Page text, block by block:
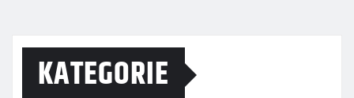
KATEGORIE